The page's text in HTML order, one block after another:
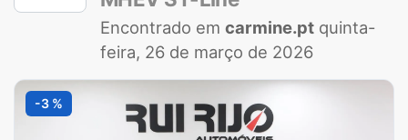
Encontrado em carmine.pt quinta-
feira, 26 de março de 2026
-3 %